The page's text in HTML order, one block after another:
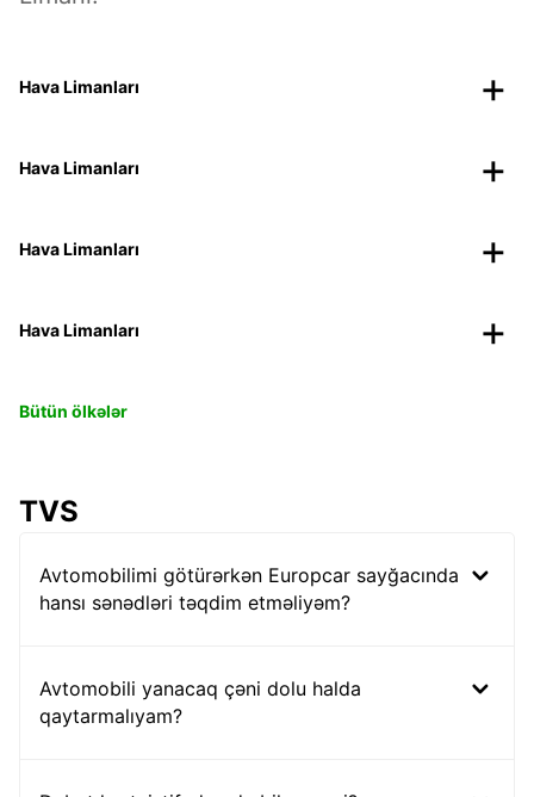
Hava Limanları
Hava Limanları
Hava Limanları
Hava Limanları
Bütün ölkələr
TVS
Avtomobilimi götürərkən Europcar sayğacında
hansı sənədləri təqdim etməliyəm?
Avtomobili yanacaq çəni dolu halda
qaytarmalıyam?